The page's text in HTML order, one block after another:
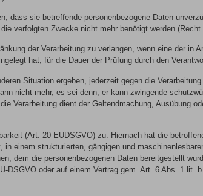
dass sie betreffende personenbezogene Daten
verfolgten Zwecke nicht mehr benötigt werden (Recht
der Verarbeitung zu verlangen, wenn eine der in
hat, für die Dauer der Prüfung durch den
Situation ergeben, jederzeit gegen die
nicht mehr, es sei denn, er kann zwingende
Verarbeitung dient der Geltendmachung, Ausübung
(Art. 20 EUDSGVO) zu. Hiernach hat die
einem strukturierten, gängigen und
dem die personenbezogenen Daten bereitgestellt
oder auf einem Vertrag gem. Art. 6 Abs. 1 lit.